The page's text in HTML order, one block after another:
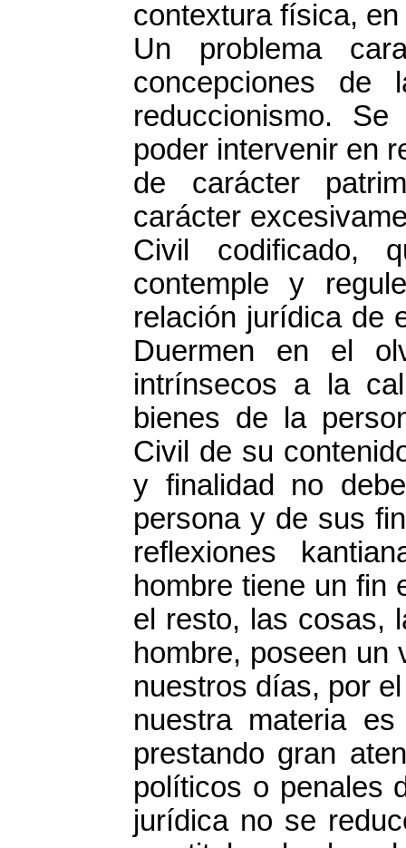
contextura física,
Un problema
concepciones de
reduccionismo.
poder intervenir en
de carácter
carácter
Civil codificado,
contemple y
relación jurídica de
Duermen en el
intrínsecos a la
bienes de la
Civil de su
y finalidad no
persona y de sus
reflexiones
hombre tiene un fin
el resto, las cosas,
hombre, poseen un
nuestros días, por
nuestra materia
prestando gran
políticos o penales
jurídica no se